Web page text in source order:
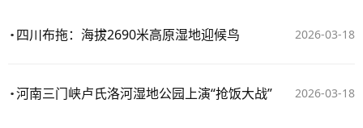
2026-03-18
四川布拖：海拔2690米高原湿地迎候鸟
2026-03-18
河南三门峡卢氏洛河湿地公园上演“抢饭大战”